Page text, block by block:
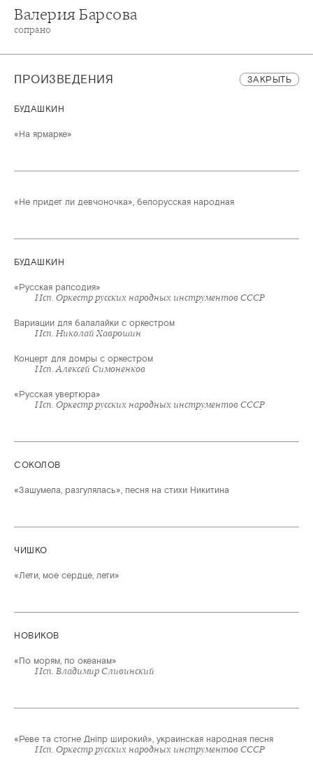
Валерия Барсова
сопрано
ПРОИЗВЕДЕНИЯ ЗАКРЫТЬ
БУДАШКИН
«На ярмарке»
«Не придет ли девчоночка», белорусская народная
БУДАШКИН
«Русская рапсодия»
Исп. Оркестр русских народных инструментов СССР
Вариации для балалайки с оркестром
Исп. Николай Хаврошин
Концерт для домры с оркестром
Исп. Алексей Симоненков
«Русская увертюра»
Исп. Оркестр русских народных инструментов СССР
СОКОЛОВ
«Зашумела, разгулялась», песня на стихи Никитина
ЧИШКО
«Лети, мое сердце, лети»
НОВИКОВ
«По морям, по океанам»
Исп. Владимир Сливинский
«Реве та стогне Дніпр широкий», украинская народная песня
Исп. Оркестр русских народных инструментов СССР